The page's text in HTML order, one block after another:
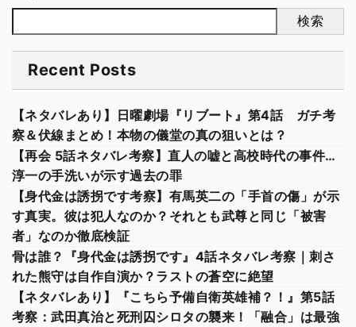
検索
Recent Posts
【ネタバレあり】日曜劇場『リブート』第4話 ガチ考
察＆伏線まとめ！本物の儀堂の真の狙いとは？
【再会 5話ネタバレ考察】直人の嘘と高校時代の事件…
淳一の手洗いが示す過去の罪
【身代金は誘拐です考察】有馬英二の「手首の傷」が示
す真実。彼は犯人なのか？それとも武尊と同じ「被害
者」なのか徹底検証
骨は誰？『身代金は誘拐です』4話ネタバレ考察｜刺さ
れた熊守は自作自演か？ラストの蒼空に絶望
【ネタバレあり】『こちら予備自衛英雄補？！』第5話
考察：武田真治と死刑囚シロタの襲来！「融合」は最強